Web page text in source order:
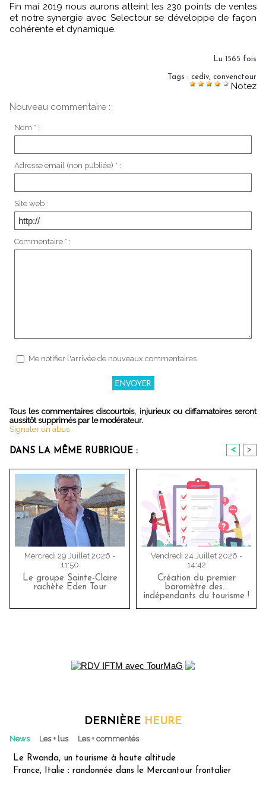
Fin mai 2019 nous aurons atteint les 230 points de ventes
et notre synergie avec Selectour se développe de façon
cohérente et dynamique.
Lu 1565 fois
Tags : cediv convenctour
Notez
Nouveau commentaire :
Nom * :
Adresse email (non publiée) * :
Site web :
Commentaire * :
Me notifier l'arrivée de nouveaux commentaires
Tous les commentaires discourtois, injurieux ou diffamatoires seront
aussitôt supprimés par le modérateur.
Signaler un abus
DANS LA MÊME RUBRIQUE : < >
Mercredi 29 Juillet 2026 -
11:50
Le groupe Sainte-Claire
rachète Eden Tour
Vendredi 24 Juillet 2026 -
14:42
Création du premier
baromètre des…
indépendants du tourisme !
DERNIÈRE HEURE
News Les + lus Les + commentés
Le Rwanda, un tourisme à haute altitude
France, Italie : randonnée dans le Mercantour frontalier